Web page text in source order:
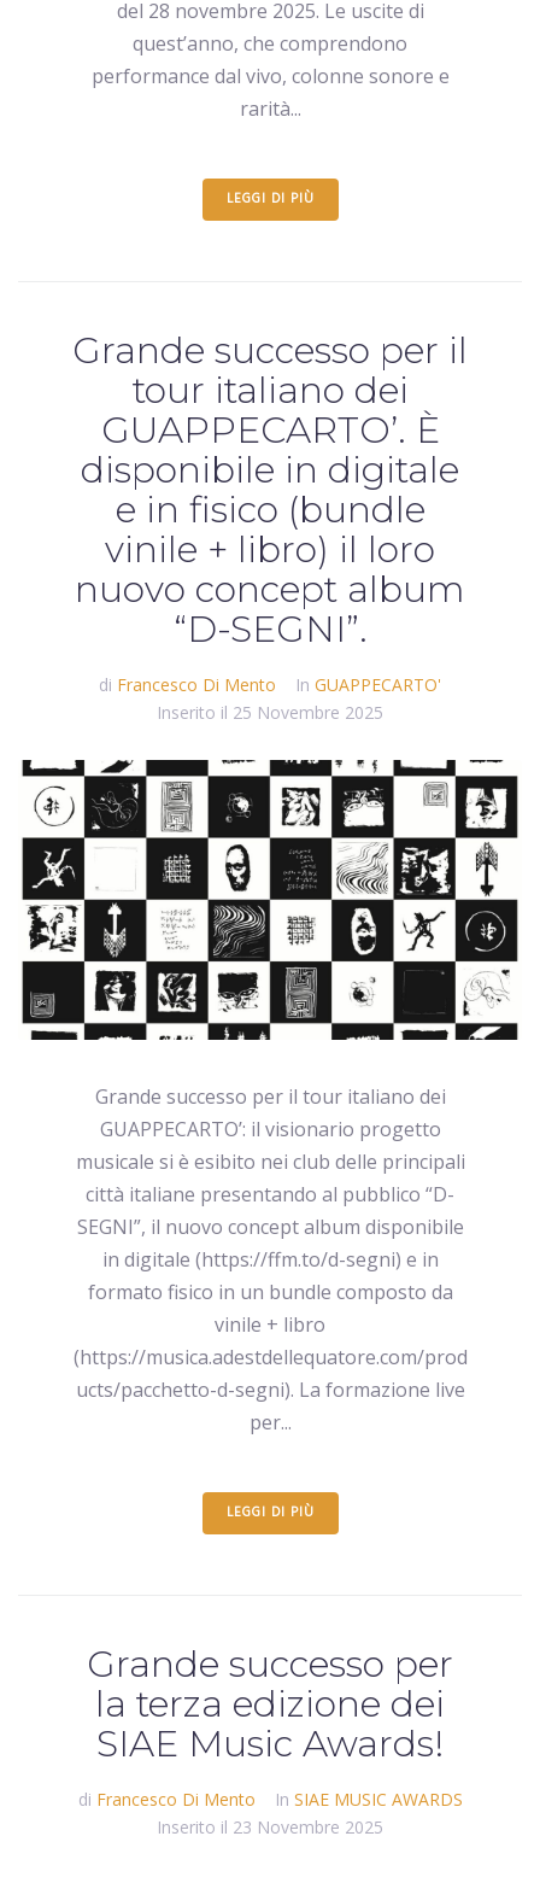
del 28 novembre 2025. Le uscite di
quest’anno, che comprendono
performance dal vivo, colonne sonore e
rarità...
LEGGI DI PIÙ
Grande successo per il
tour italiano dei
GUAPPECARTO’. È
disponibile in digitale
e in fisico (bundle
vinile + libro) il loro
nuovo concept album
“D-SEGNI”.
di Francesco Di Mento In GUAPPECARTO'
Inserito il 25 Novembre 2025
Grande successo per il tour italiano dei
GUAPPECARTO’: il visionario progetto
musicale si è esibito nei club delle principali
città italiane presentando al pubblico “D-
SEGNI”, il nuovo concept album disponibile
in digitale (https://ffm.to/d-segni) e in
formato fisico in un bundle composto da
vinile + libro
(https://musica.adestdellequatore.com/prod
ucts/pacchetto-d-segni). La formazione live
per...
LEGGI DI PIÙ
Grande successo per
la terza edizione dei
SIAE Music Awards!
di Francesco Di Mento In SIAE MUSIC AWARDS
Inserito il 23 Novembre 2025